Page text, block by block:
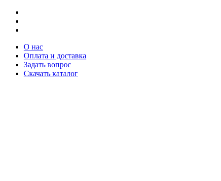
О нас
Оплата и доставка
Задать вопрос
Скачать каталог